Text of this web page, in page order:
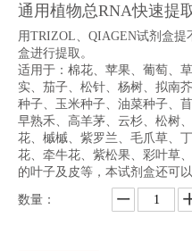
通用植物总RNA快速提
用TRIZOL、QIAGEN试剂盒提
盒进行提取。
适用于：棉花、苹果、葡萄、
实、茄子、松针、杨树、拟南
种子、玉米种子、油菜种子、
早熟禾、高羊茅、云杉、松树
花、槭槭、紫罗兰、毛爪草、
花、牵牛花、紫松果、彩叶草
的叶子及皮等，本试剂盒还可
数量：